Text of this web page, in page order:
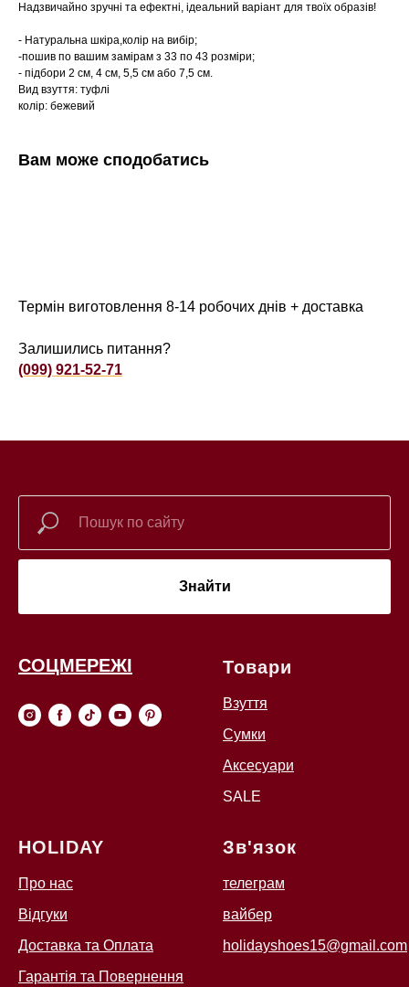
Надзвичайно зручні та ефектні, ідеальний варіант для твоїх образів!
- Натуральна шкіра,колір на вибір;
-пошив по вашим замірам з 33 по 43 розміри;
- підбори 2 см, 4 см, 5,5 см або 7,5 см.
Вид взуття: туфлі
колір: бежевий
Вам може сподобатись
Термін виготовлення 8-14 робочих днів + доставка
Залишились питання?
(099) 921-52-71
Знайти
СОЦМЕРЕЖІ Товари
Взуття
Сумки
Аксесуари
SALE
HOLIDAY
Про нас
Відгуки
Доставка та Оплата
Гарантія та Повернення
Зв'язок
телеграм
вайбер
holidayshoes15@gmail.com